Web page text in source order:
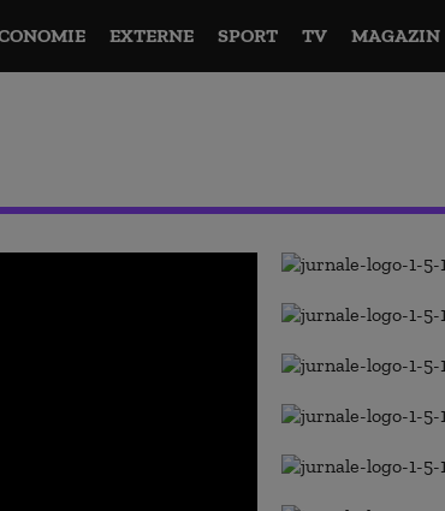
EXTERNE SPORT TV MAGAZIN